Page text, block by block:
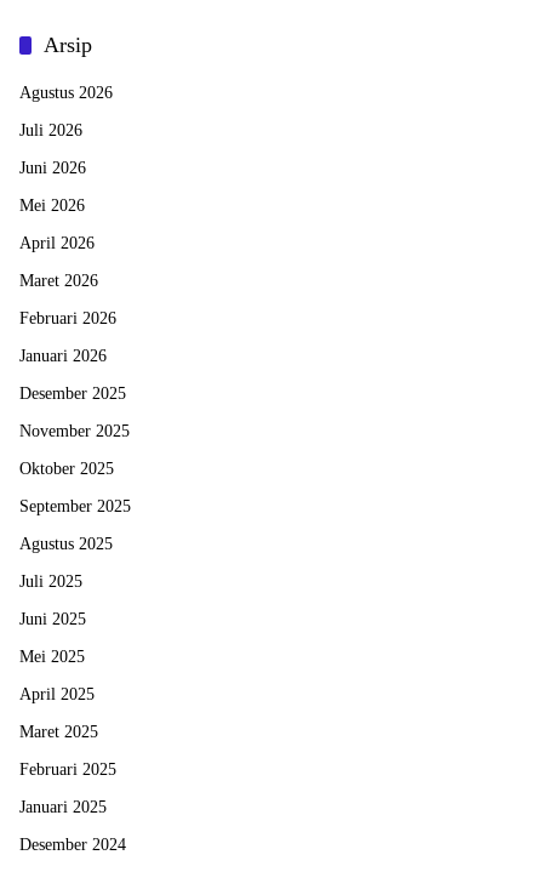
Arsip
Agustus 2026
Juli 2026
Juni 2026
Mei 2026
April 2026
Maret 2026
Februari 2026
Januari 2026
Desember 2025
November 2025
Oktober 2025
September 2025
Agustus 2025
Juli 2025
Juni 2025
Mei 2025
April 2025
Maret 2025
Februari 2025
Januari 2025
Desember 2024